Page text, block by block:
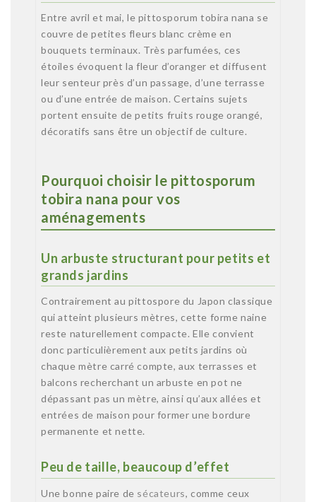
Entre avril et mai, le pittosporum tobira nana se
couvre de petites fleurs blanc crème en
bouquets terminaux. Très parfumées, ces
étoiles évoquent la fleur d’oranger et diffusent
leur senteur près d’un passage, d’une terrasse
ou d’une entrée de maison. Certains sujets
portent ensuite de petits fruits rouge orangé,
décoratifs sans être un objectif de culture.
Pourquoi choisir le pittosporum
tobira nana pour vos
aménagements
Un arbuste structurant pour petits et
grands jardins
Contrairement au pittospore du Japon classique
qui atteint plusieurs mètres, cette forme naine
reste naturellement compacte. Elle convient
donc particulièrement aux petits jardins où
chaque mètre carré compte, aux terrasses et
balcons recherchant un arbuste en pot ne
dépassant pas un mètre, ainsi qu’aux allées et
entrées de maison pour former une bordure
permanente et nette.
Peu de taille, beaucoup d’effet
Une bonne paire de sécateurs, comme ceux